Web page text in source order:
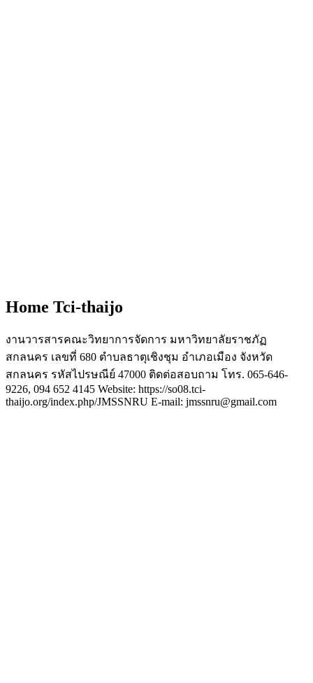
Home Tci-thaijo
งานวารสารคณะวิทยาการจัดการ มหาวิทยาลัยราชภัฏ
สกลนคร เลขที่ 680 ตำบลธาตุเชิงชุม อำเภอเมือง จังหวัด
สกลนคร รหัสไปรษณีย์ 47000 ติดต่อสอบถาม โทร. 065-646-
9226, 094 652 4145 Website: https://so08.tci-
thaijo.org/index.php/JMSSNRU E-mail: jmssnru@gmail.com